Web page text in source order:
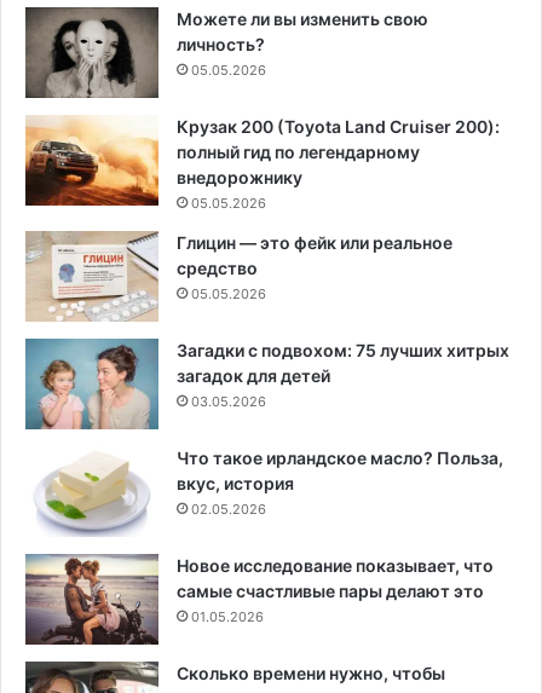
Можете ли вы изменить свою
личность?
05.05.2026
Крузак 200 (Toyota Land Cruiser 200):
полный гид по легендарному
внедорожнику
05.05.2026
Глицин — это фейк или реальное
средство
05.05.2026
Загадки с подвохом: 75 лучших хитрых
загадок для детей
03.05.2026
Что такое ирландское масло? Польза,
вкус, история
02.05.2026
Новое исследование показывает, что
самые счастливые пары делают это
01.05.2026
Сколько времени нужно, чтобы